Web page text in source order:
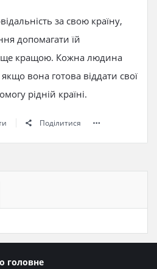
за свою країну,
допомагати їй
ще кращою. Кожна людина
вона готова віддати свої
рідній країні.
Поділитися
головне